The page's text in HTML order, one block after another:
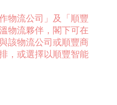
物流公司」及「順豐
物流夥伴，閣下可在
該物流公司或順豐商
，或選擇以順豐智能